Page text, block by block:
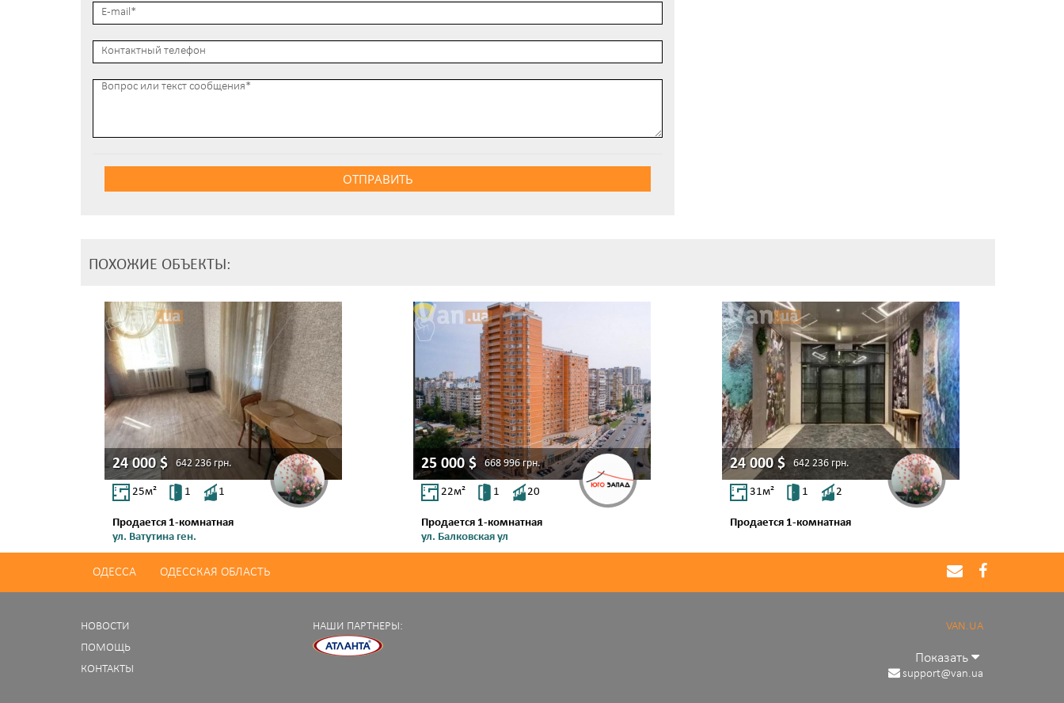
ОТПРАВИТЬ
ПОХОЖИЕ ОБЪЕКТЫ:
24 000$ 642 236 грн.
25м² 1 1
Продается 1-комнатная
ул. Ватутина ген.
25 000$ 668 996грн.
22м² 1 20
Продается 1-комнатная
ул. Балковская ул
24 000$ 642 236 грн.
31м² 1 2
Продается 1-комнатная
ОДЕССА ОДЕССКАЯ ОБЛАСТЬ
НОВОСТИ
ПОМОЩЬ
КОНТАКТЫ
НАШИ ПАРТНЕРЫ: VAN.UA
Показать
support@van.ua